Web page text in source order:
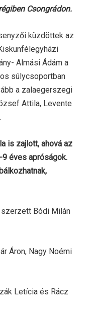
Csongrádon.
küzdöttek az
Almási Ádám a
súlycsoportban
a zalaegerszegi
Attila, Levente
is zajlott, ahová az
éves apróságok.
Bódi Milán
Áron, Nagy Noémi
Letícia és Rácz